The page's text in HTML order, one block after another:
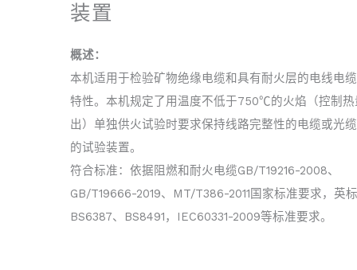
装置
概述：
本机适用于检验矿物绝缘电缆和具有耐火层的电线电
特性。本机规定了用温度不低于750℃的火焰（控制热
出）单独供火试验时要求保持线路完整性的电缆或光
的试验装置。
符合标准：依据阻燃和耐火电缆GB/T19216-2008、
GB/T19666-2019、MT/T386-2011国家标准要求，英标
BS6387、BS8491，IEC60331-2009等标准要求。